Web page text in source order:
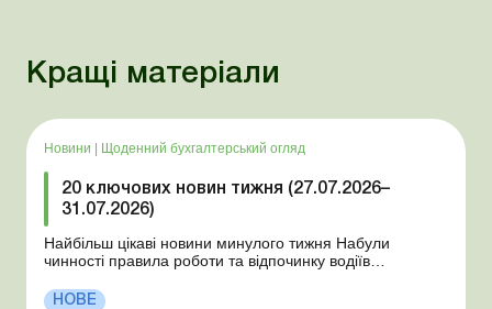
Кращі матеріали
Новини | Щоденний бухгалтерський огляд
20 ключових новин тижня (27.07.2026–
31.07.2026)
Найбільш цікаві новини минулого тижня Набули
чинності правила роботи та відпочинку водіїв
стан Для сільгосппідприємств і ФОП запроваджено нові
НОВЕ